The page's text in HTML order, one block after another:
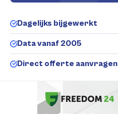
Dagelijks bijgewerkt
Data vanaf 2005
Direct offerte aanvragen